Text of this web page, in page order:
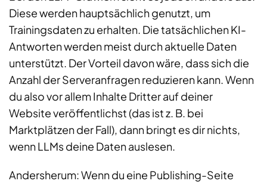
Diese werden hauptsächlich genutzt, um
Trainingsdaten zu erhalten. Die tatsächlichen KI-
Antworten werden meist durch aktuelle Daten
unterstützt. Der Vorteil davon wäre, dass sich die
Anzahl der Serveranfragen reduzieren kann. Wenn
du also vor allem Inhalte Dritter auf deiner
Website veröffentlichst (das ist z. B. bei
Marktplätzen der Fall), dann bringt es dir nichts,
wenn LLMs deine Daten auslesen.
Andersherum: Wenn du eine Publishing-Seite